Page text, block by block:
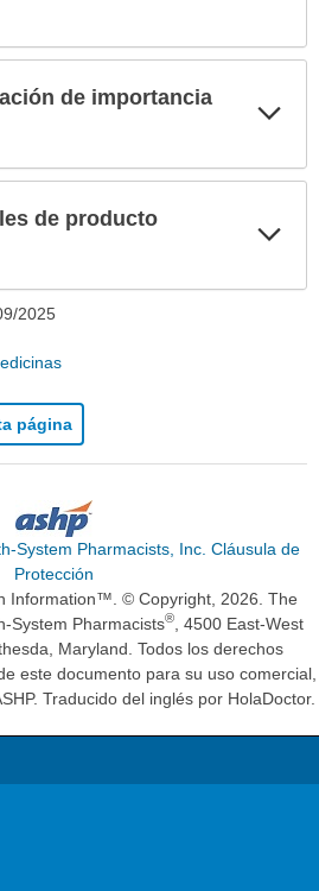
de importancia
de producto
2025
página
System Pharmacists, Inc. Cláusula de
Protección
Information™. © Copyright, 2026. The
System Pharmacists®
, 4500 East-West
Maryland. Todos los derechos
este documento para su uso comercial,
Traducido del inglés por HolaDoctor.